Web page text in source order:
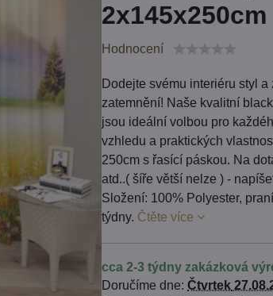
2x145x250cm
Hodnocení
Dodejte svému interiéru styl
zatemnění! Naše kvalitní
jsou ideální volbou pro
vzhledu a praktických
250cm s řasící páskou. Na
atd..( šíře větší nelze ) -
Složení: 100% Polyester,
týdny. Čtěte více
cca 2-3 týdny zakázková
Doručíme dne:Čtvrtek